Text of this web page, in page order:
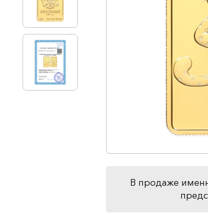
В продаже